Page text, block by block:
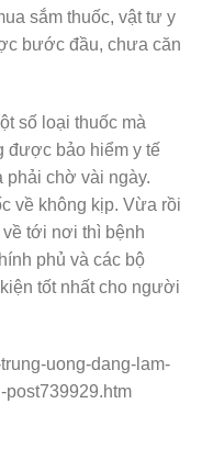
sắm thuốc, vật tư y
bước đầu, chưa căn
số loại thuốc mà
được bảo hiểm y tế
phải chờ vài ngày.
về không kịp. Vừa rồi
tới nơi thì bệnh
phủ và các bộ
tốt nhất cho người
uong-dang-lam-
post739929.htm